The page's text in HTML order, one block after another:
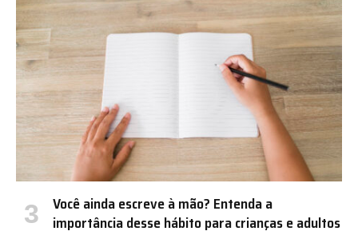
Você ainda escreve à mão? Entenda a
importância desse hábito para crianças e adultos